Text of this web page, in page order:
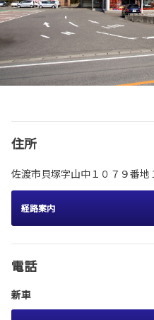
住所
佐渡市貝塚字山中１０７９番地
経路案内
電話
新車